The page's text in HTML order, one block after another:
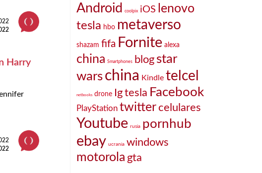
Harry
Android coolpix iOS lenovo
tesla hbo metaverso
shazam fifa Fornite alexa
china Smartphones blog star
warschina Kindle telcel
netbooks drone Igtesla Facebook
PlayStation twitter celulares
Youtube rusia pornhub
ebay ucrania windows
motorola gta